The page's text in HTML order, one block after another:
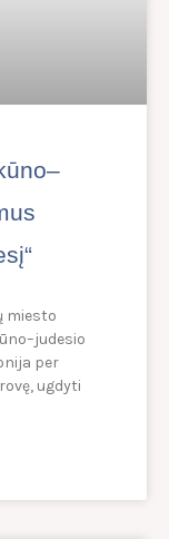
miesto
per
ugdyti